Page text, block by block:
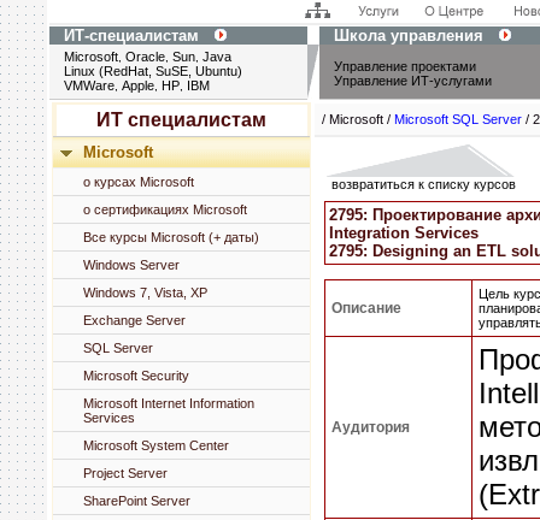
ИТ-специалистам Школа управления
Microsoft Oracle Sun Java
Linux (RedHat, SuSE, Ubuntu)
VMWare Apple HP IBM
Управление проектами
Управление ИТ-услугами
ИТ специалистам
Microsoft
о курсах Microsoft
о сертификациях Microsoft
Все курсы Microsoft (+ даты)
Windows Server
Windows 7, Vista, XP
Exchange Server
SQL Server
Microsoft Security
Microsoft Internet Information
Services
Microsoft System Center
Project Server
SharePoint Server
/ Microsoft / Microsoft SQL Server /
возвратиться к списку курсов
2795: Проектирование
Integration Services
2795: Designing an ETL
Описание
Цель
Аудитория